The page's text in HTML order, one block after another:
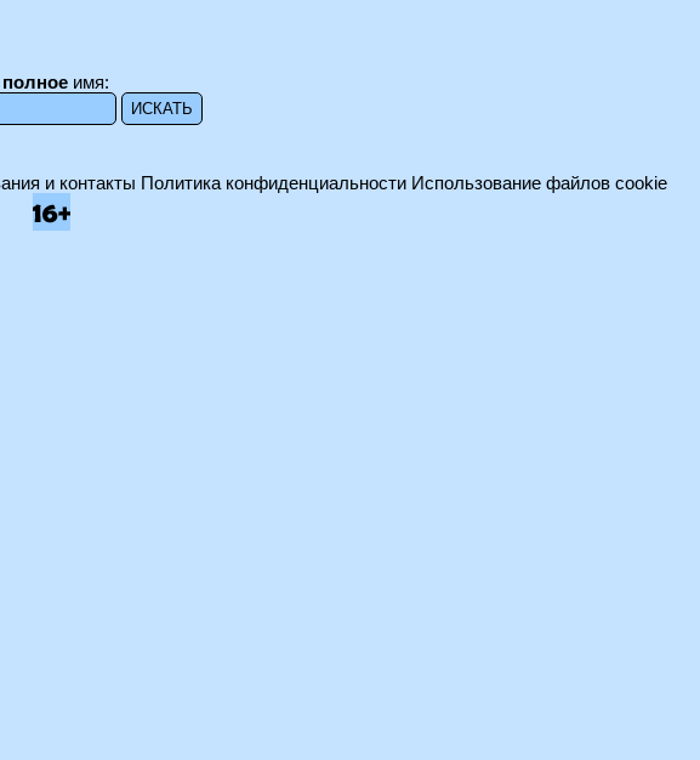
полное имя:
и контакты Политика конфиденциальности Использование файлов cookie